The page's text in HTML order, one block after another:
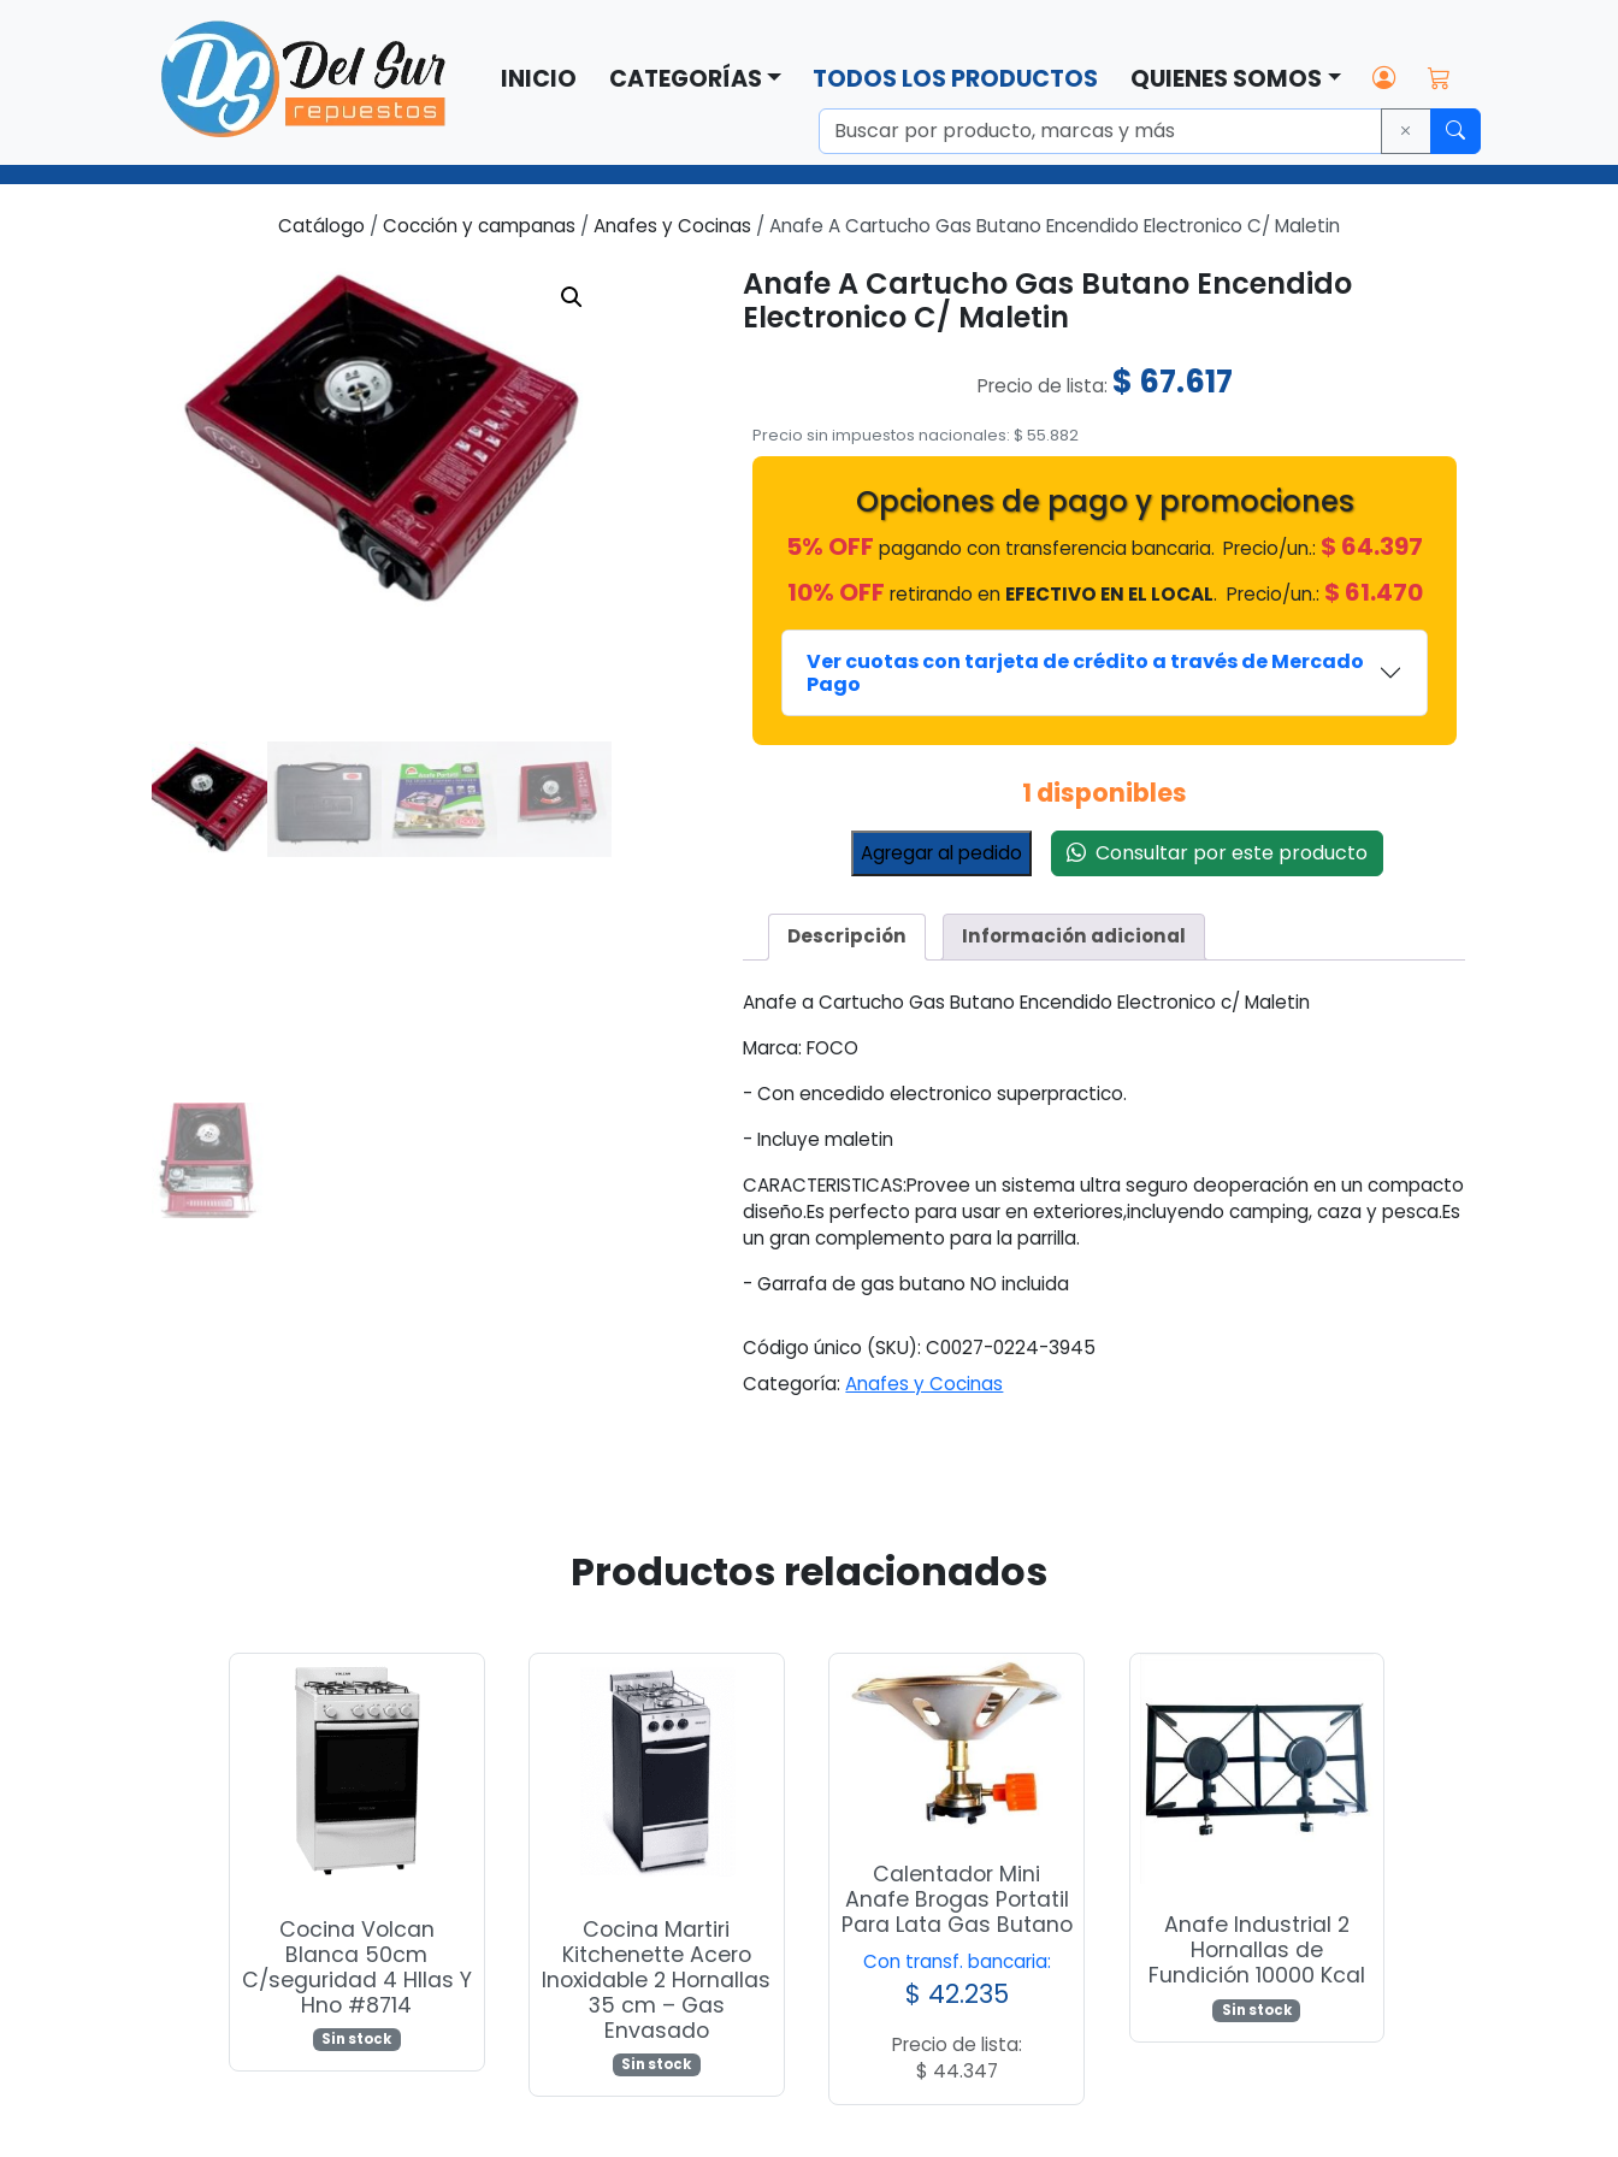
INICIO CATEGORÍAS TODOS LOS PRODUCTOS QUIENES SOMOS
Catálogo / Cocción y campanas / Anafes y Cocinas / Anafe A Cartucho Gas Butano Encendido Electronico C/ Maletin
Anafe A Cartucho Gas Butano Encendido
Electronico C/ Maletin
Precio de lista: $ 67.617
Precio sin impuestos nacionales:$ 55.882
Opciones de pago y promociones
5% OFF pagando con transferencia bancaria. Precio/un.: $ 64.397
10% OFF retirando en EFECTIVO EN EL LOCAL. Precio/un.: $ 61.470
Ver cuotas con tarjeta de crédito a través de Mercado
Pago
1 disponibles
Anafe
Gas
Butano
Electronico
Maletin
cantidad
Agregar al pedido Consultar por este producto
Descripción Información adicional
Anafe a Cartucho Gas Butano Encendido Electronico c/ Maletin
Marca: FOCO
- Con encedido electronico superpractico.
- Incluye maletin
CARACTERISTICAS:Provee un sistema ultra seguro deoperación en un compacto
diseño.Es perfecto para usar en exteriores,incluyendo camping, caza y pesca.Es
un gran complemento para la parrilla.
- Garrafa de gas butano NO incluida
Código único (SKU):C0027-0224-3945
Categoría:Anafes y Cocinas
Productos relacionados
Cocina Volcan
Blanca 50cm
C/seguridad 4 Hllas Y
Hno #8714
Sin stock
Cocina Martiri
Kitchenette Acero
Inoxidable 2 Hornallas
35 cm – Gas
Envasado
Sin stock
Calentador Mini
Anafe Brogas Portatil
Para Lata Gas Butano
Con transf. bancaria:
$ 42.235
Precio de lista:
$ 44.347
Anafe Industrial 2
Hornallas de
Fundición 10000 Kcal
Sin stock